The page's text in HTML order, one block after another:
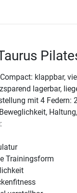
klappbar,
lagerbar,
mit 4 Federn:
Trainingsform